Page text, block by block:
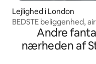
Lejlighed i London
BEDSTE beliggenhed,
Andre
nærheden af